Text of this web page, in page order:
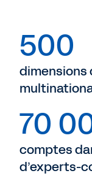
500
dimensions
70
comptes
d’experts-